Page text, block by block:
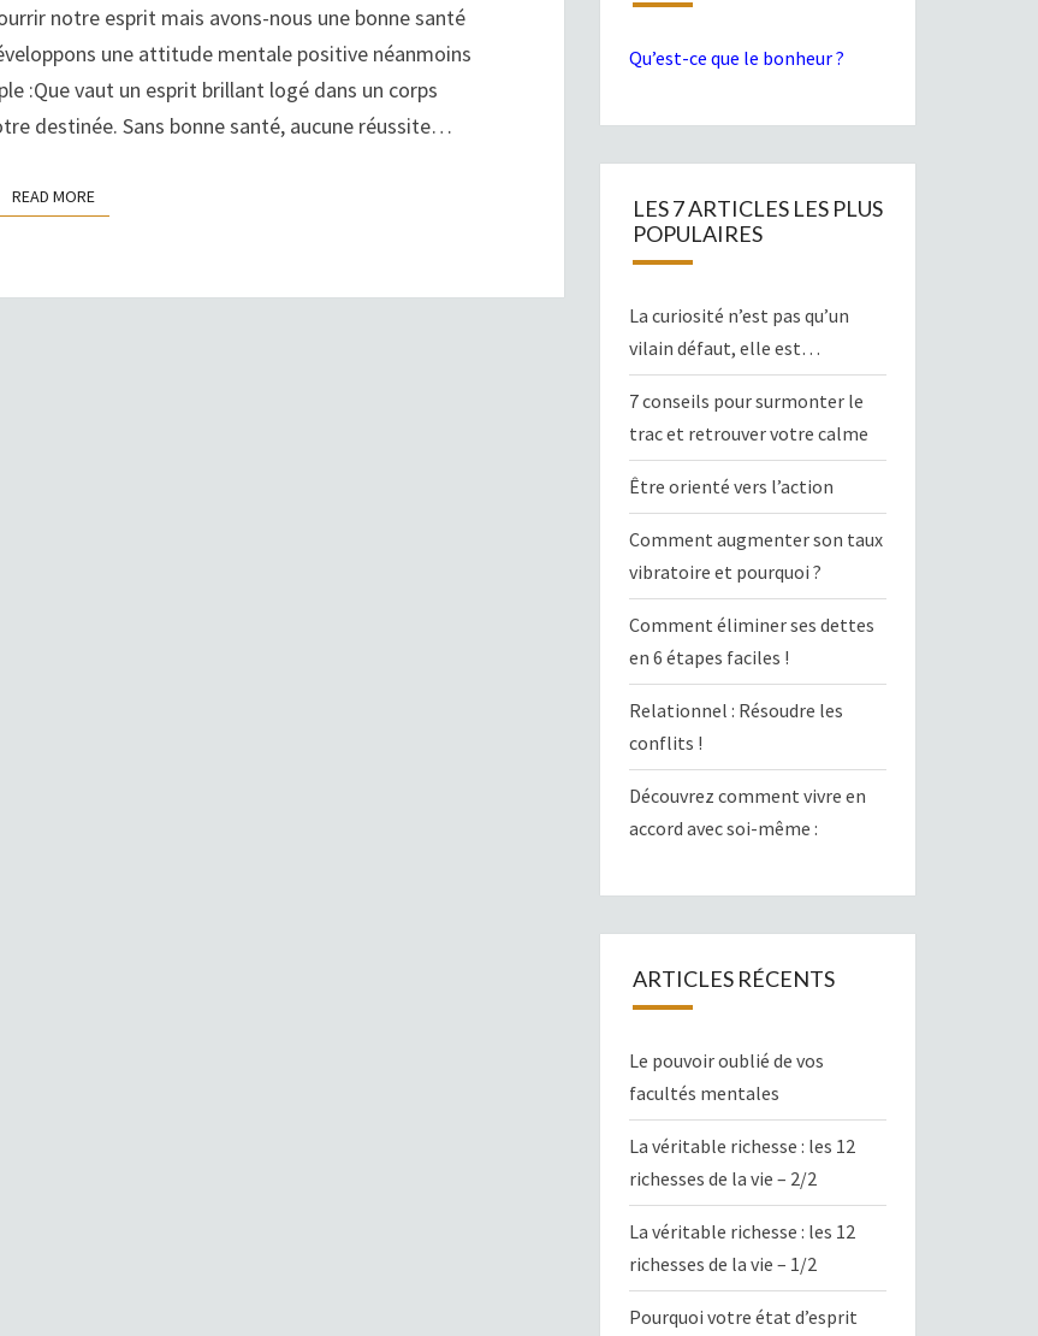
ET
LA
MAINTENIR
DURABLEMENT
notre esprit mais avons-nous une bonne santé
une attitude mentale positive néanmoins
:Que vaut un esprit brillant logé dans un corps
destinée. Sans bonne santé, aucune réussite…
READ MOREREAD MORE
Qu’est-ce que le bonheur ?
LES 7 ARTICLES LES PLUS
POPULAIRES
La curiosité n’est pas qu’un
vilain défaut, elle est…
7 conseils pour surmonter le
trac et retrouver votre calme
Être orienté vers l’action
Comment augmenter son taux
vibratoire et pourquoi ?
Comment éliminer ses dettes
en 6 étapes faciles !
Relationnel : Résoudre les
conflits !
Découvrez comment vivre en
accord avec soi-même :
ARTICLES RÉCENTS
Le pouvoir oublié de vos
facultés mentales
La véritable richesse : les 12
richesses de la vie – 2/2
La véritable richesse : les 12
richesses de la vie – 1/2
Pourquoi votre état d’esprit